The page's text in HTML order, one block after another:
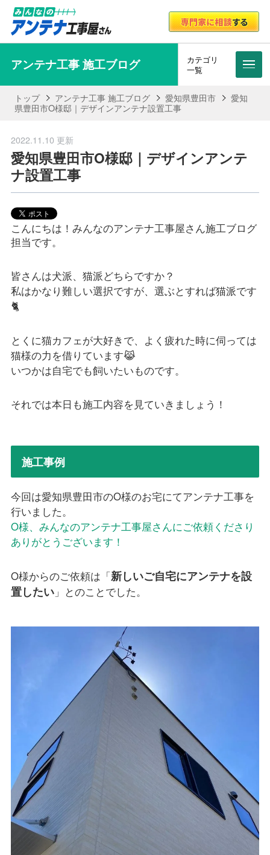
アンテナ工事 施工ブログ
カテゴリ
一覧
メニ
トップ アンテナ工事 施工ブログ 愛知県豊田市
愛知
県豊田市O様邸｜デザインアンテナ設置工事
2022.11.10 更新
愛知県豊田市O様邸｜デザインアンテ
ナ設置工事
こんにちは！みんなのアンテナ工事屋さん施工ブログ
担当です。
皆さんは犬派、猫派どちらですか？
私はかなり難しい選択ですが、選ぶとすれば猫派です
🐈
とくに猫カフェが大好きで、よく疲れた時に伺っては
猫様の力を借りています😹
いつかは自宅でも飼いたいものです。
それでは本日も施工内容を見ていきましょう！
施工事例
今回は愛知県豊田市のO様のお宅にてアンテナ工事を
行いました。
O様、みんなのアンテナ工事屋さんにご依頼くださり
ありがとうございます！
O様からのご依頼は「新しいご自宅にアンテナを設
置したい」とのことでした。